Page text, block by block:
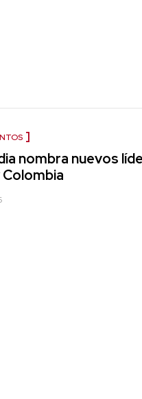
nombra nuevos